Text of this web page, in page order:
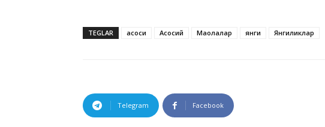
TEGLAR асоси Асосий Мақолалар янги Янгиликлар
Telegram Facebook